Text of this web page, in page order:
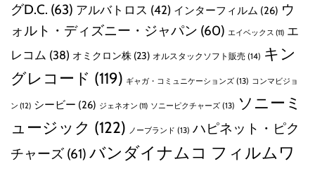
グD.C. (63) アルバトロス (42) インターフィルム (26) ウ
ォルト・ディズニー・ジャパン (60) エイベックス (11) エ
レコム (38) オミクロン株 (23) オルスタックソフト販売 (14) キン
グレコード (119) ギャガ・コミュニケーションズ (13) コンマビジョ
ン (12) シービー (26) ジェネオン (11) ソニーピクチャーズ (13) ソニーミ
ュージック (122) ノーブランド (13) ハピネット・ピク
チャーズ (61) バンダイナムコ フィルムワ